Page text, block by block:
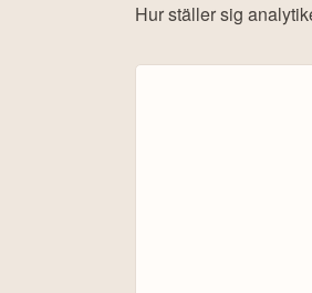
Hur ställer sig